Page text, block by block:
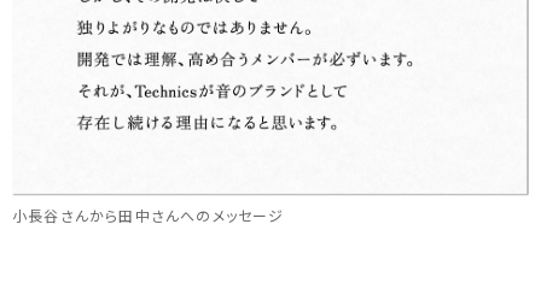
小長谷さんから田中さんへのメッセージ